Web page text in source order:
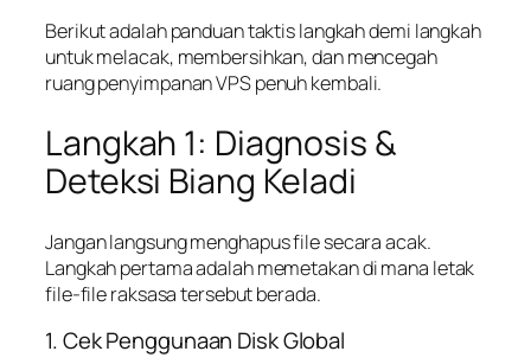
Berikut adalah panduan taktis langkah demi langkah
untuk melacak, membersihkan, dan mencegah
ruang penyimpanan VPS penuh kembali.
Langkah 1: Diagnosis &
Deteksi Biang Keladi
Jangan langsung menghapus file secara acak.
Langkah pertama adalah memetakan di mana letak
file-file raksasa tersebut berada.
1. Cek Penggunaan Disk Global